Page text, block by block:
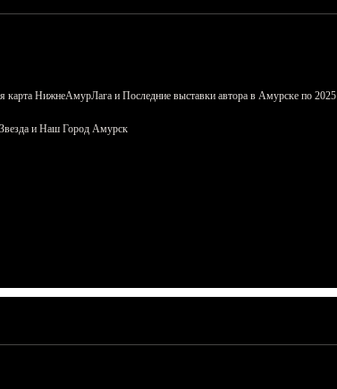
карта НижнеАмурЛага и Последние выставки автора в Амурске по 2025
Звезда и Наш Город Амурск